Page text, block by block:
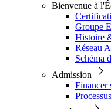
Bienvenue à
Groupe
Histoire
Réseau
Schéma
Admission
Financer